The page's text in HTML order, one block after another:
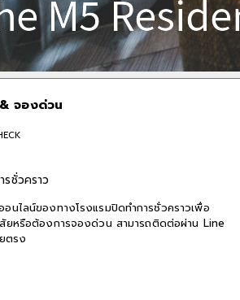
จองด่วน
ชั่วคราว
นไลน์ของทางโรงแรมปิดทำการชั่วคราวเพื่อ
ยหรือต้องการจองด่วน สามารถติดต่อผ่าน Line
ตรง